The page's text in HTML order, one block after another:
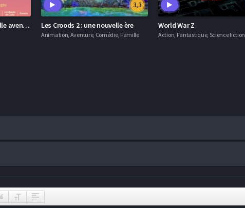
L’imagination est une folle aventure
3,3
Les Croods 2 : une nouvelle ère
Animation, Aventure, Comédie, Famille
World War Z
Action, Fantastique, Science fiction